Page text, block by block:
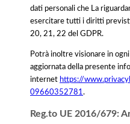
dati personali che La
esercitare tutti i diritti
20, 21, 22 del GDPR.
Potrà inoltre visionare in
aggiornata della presente
internet https://
09660352781 .
Reg.to UE 2016/679: